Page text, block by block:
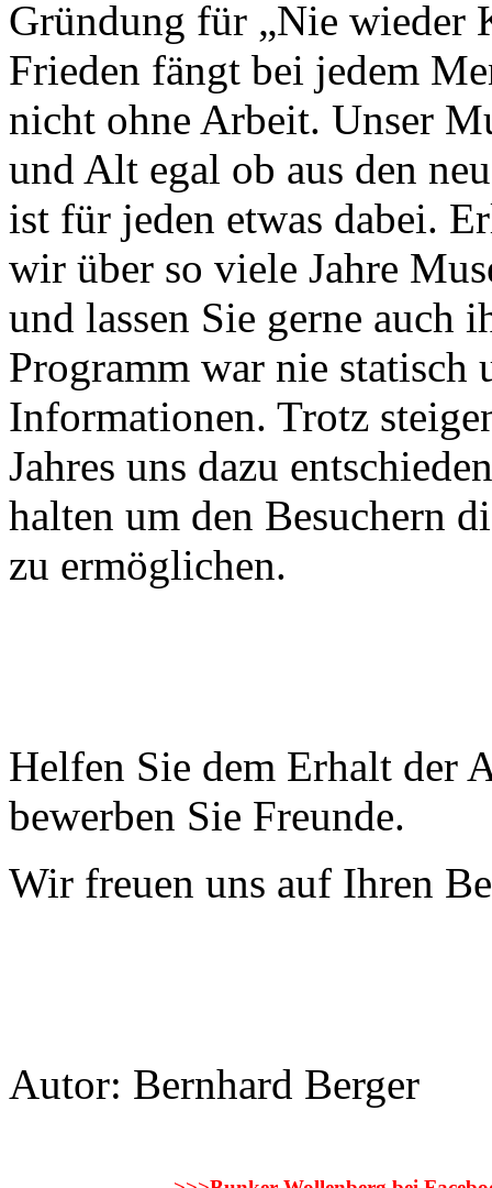
Gründung für „Nie wieder
Frieden fängt bei jedem
nicht ohne Arbeit. Unser
und Alt egal ob aus den
ist für jeden etwas dabei.
wir über so viele Jahre
und lassen Sie gerne auch
Programm war nie statisch
Informationen. Trotz
Jahres uns dazu
halten um den Besuchern
zu ermöglichen.
Helfen Sie dem Erhalt der
bewerben Sie Freunde.
Wir freuen uns auf Ihren
Autor: Bernhard Berger